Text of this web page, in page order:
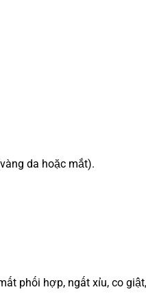
da hoặc mắt).
phối hợp, ngất xỉu, co